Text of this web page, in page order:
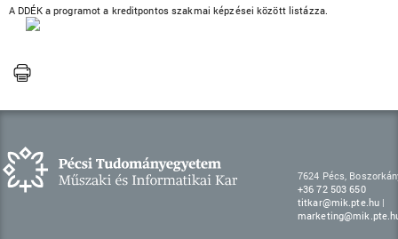
A DDÉK a programot a kreditpontos szakmai képzései között listázza.
7624 Pécs,
+36 72 503 650
titkar@mik.pte.hu |